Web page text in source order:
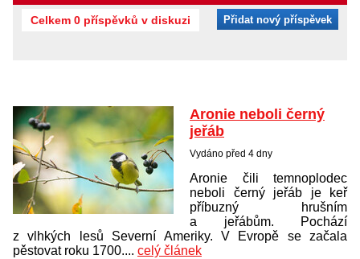
Celkem 0 příspěvků v diskuzi Přidat nový příspěvek
Aronie neboli černý
jeřáb
Vydáno před 4 dny
Aronie čili temnoplodec
neboli černý jeřáb je keř
příbuzný hrušním
a jeřábům. Pochází
z vlhkých lesů Severní Ameriky. V Evropě se začala
pěstovat roku 1700.... celý článek